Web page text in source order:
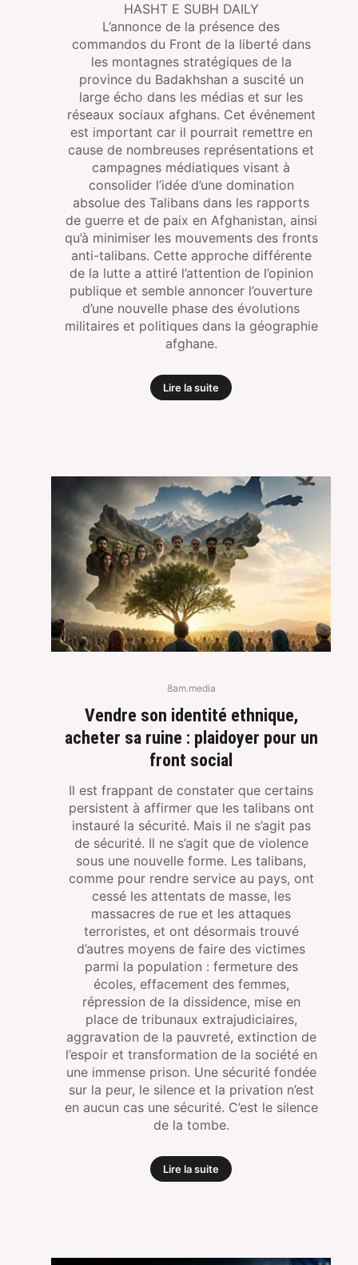
HASHT E SUBH DAILY
L’annonce de la présence des
commandos du Front de la liberté dans
les montagnes stratégiques de la
province du Badakhshan a suscité un
large écho dans les médias et sur les
réseaux sociaux afghans. Cet événement
est important car il pourrait remettre en
cause de nombreuses représentations et
campagnes médiatiques visant à
consolider l’idée d’une domination
absolue des Talibans dans les rapports
de guerre et de paix en Afghanistan, ainsi
qu’à minimiser les mouvements des fronts
anti-talibans. Cette approche différente
de la lutte a attiré l’attention de l’opinion
publique et semble annoncer l’ouverture
d’une nouvelle phase des évolutions
militaires et politiques dans la géographie
afghane.
Lire la suite
8am.media
Vendre son identité ethnique,
acheter sa ruine : plaidoyer pour un
front social
Il est frappant de constater que certains
persistent à affirmer que les talibans ont
instauré la sécurité. Mais il ne s’agit pas
de sécurité. Il ne s’agit que de violence
sous une nouvelle forme. Les talibans,
comme pour rendre service au pays, ont
cessé les attentats de masse, les
massacres de rue et les attaques
terroristes, et ont désormais trouvé
d’autres moyens de faire des victimes
parmi la population : fermeture des
écoles, effacement des femmes,
répression de la dissidence, mise en
place de tribunaux extrajudiciaires,
aggravation de la pauvreté, extinction de
l’espoir et transformation de la société en
une immense prison. Une sécurité fondée
sur la peur, le silence et la privation n’est
en aucun cas une sécurité. C’est le silence
de la tombe.
Lire la suite